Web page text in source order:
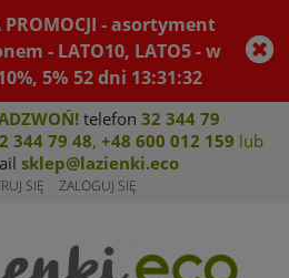
PROMOCJI - asortyment
- LATO10, LATO5 - w
5% 52dni 13:31:32
telefon 32 344 79
344 79 48, +48 600 012 159 lub
sklep@lazienki.eco
SIĘ ZALOGUJ SIĘ